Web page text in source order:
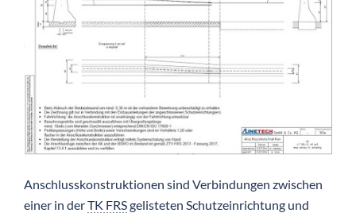
Anschlusskonstruktionen sind Verbindungen zwischen
einer in derTK FRSgelisteten Schutzeinrichtung und